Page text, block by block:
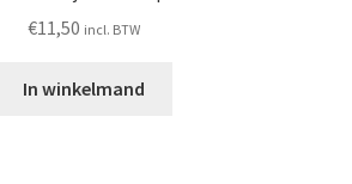
€11,50 incl. BTW
In winkelmand